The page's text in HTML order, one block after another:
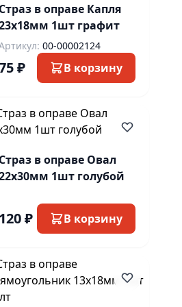
Страз в оправе Капля
1шт графит
00-00002124
₽ В корзину
Страз в оправе Овал
1шт голубой
120 ₽ В корзину